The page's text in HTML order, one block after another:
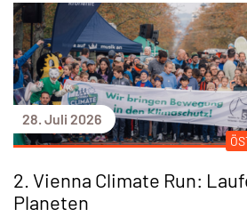
28. Juli 2026
2. Vienna Climate Run:
Planeten